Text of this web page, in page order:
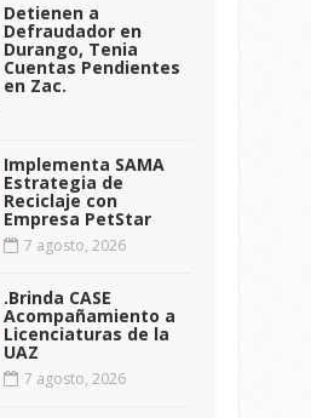
Detienen a
Defraudador en
Durango, Tenia
Cuentas Pendientes
en Zac.
Implementa SAMA
Estrategia de
Reciclaje con
Empresa PetStar
7 agosto, 2026
.Brinda CASE
Acompañamiento a
Licenciaturas de la
UAZ
7 agosto, 2026